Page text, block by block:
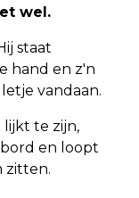
wel.
staat
hand en z'n
vandaan.
lijkt te zijn,
en loopt
zitten.